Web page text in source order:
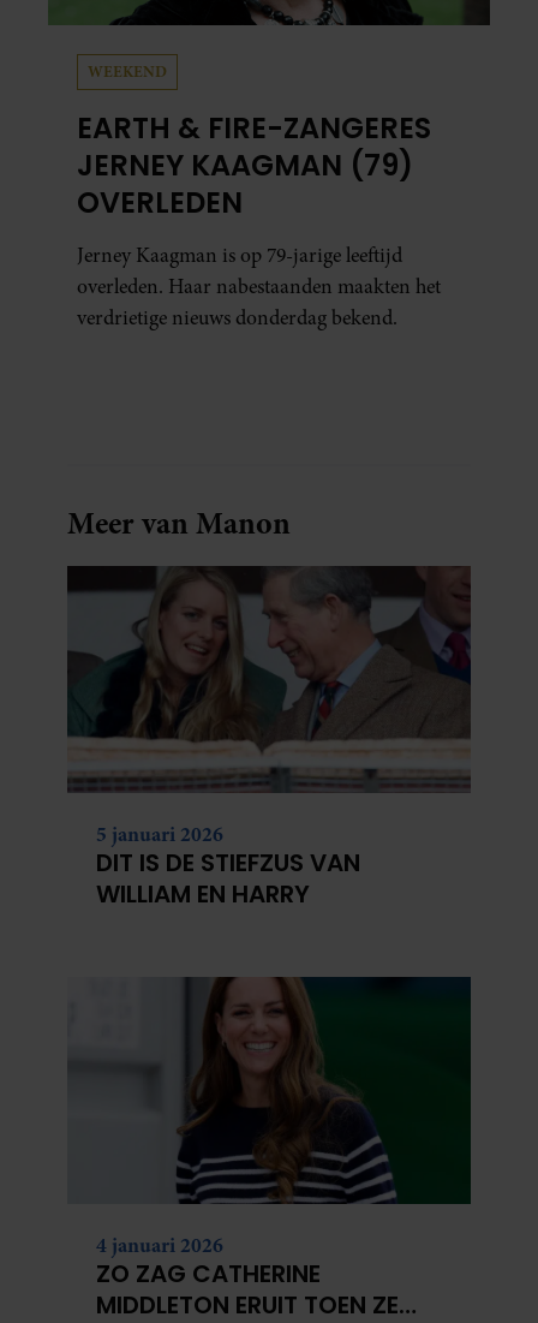
WEEKEND
EARTH & FIRE-ZANGERES
JERNEY KAAGMAN (79)
OVERLEDEN
Jerney Kaagman is op 79-jarige leeftijd
overleden. Haar nabestaanden maakten het
verdrietige nieuws donderdag bekend.
Meer van Manon
5 januari 2026
DIT IS DE STIEFZUS VAN
WILLIAM EN HARRY
4 januari 2026
ZO ZAG CATHERINE
MIDDLETON ERUIT TOEN ZE